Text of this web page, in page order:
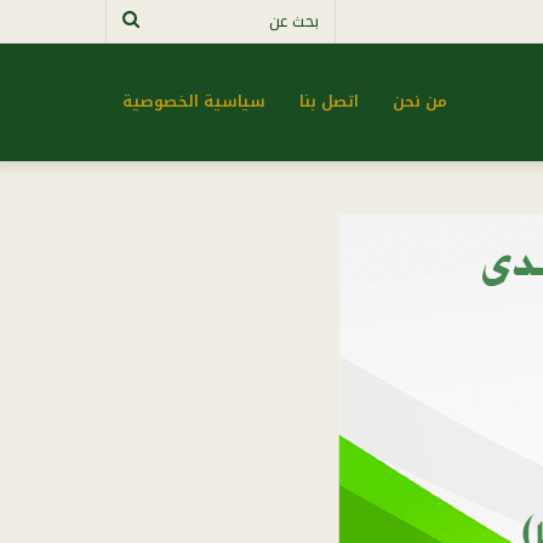
بحث
من نحن اتصل بنا سياسية الخصوصية